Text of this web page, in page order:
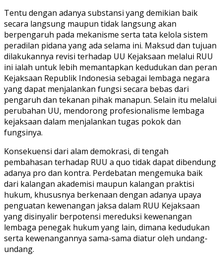
Tentu dengan adanya substansi yang demikian baik
secara langsung maupun tidak langsung akan
berpengaruh pada mekanisme serta tata kelola sistem
peradilan pidana yang ada selama ini. Maksud dan tujuan
dilakukannya revisi terhadap UU Kejaksaan melalui RUU
ini ialah untuk lebih memantapkan kedudukan dan peran
Kejaksaan Republik Indonesia sebagai lembaga negara
yang dapat menjalankan fungsi secara bebas dari
pengaruh dan tekanan pihak manapun. Selain itu melalui
perubahan UU, mendorong profesionalisme lembaga
kejaksaan dalam menjalankan tugas pokok dan
fungsinya.
Konsekuensi dari alam demokrasi, di tengah
pembahasan terhadap RUU a quo tidak dapat dibendung
adanya pro dan kontra. Perdebatan mengemuka baik
dari kalangan akademisi maupun kalangan praktisi
hukum, khususnya berkenaan dengan adanya upaya
penguatan kewenangan jaksa dalam RUU Kejaksaan
yang disinyalir berpotensi mereduksi kewenangan
lembaga penegak hukum yang lain, dimana kedudukan
serta kewenangannya sama-sama diatur oleh undang-
undang.